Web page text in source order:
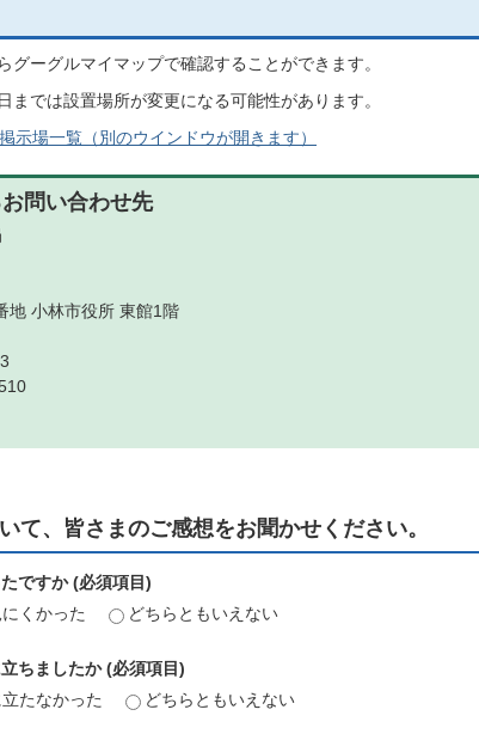
グーグルマイマップで確認することができます。
では設置場所が変更になる可能性があります。
示場一覧（別のウインドウが開きます）
問い合わせ先
地 小林市役所 東館1階
て、皆さまのご感想をお聞かせください。
ですか (必須項目)
にくかった どちらともいえない
ちましたか (必須項目)
たなかった どちらともいえない